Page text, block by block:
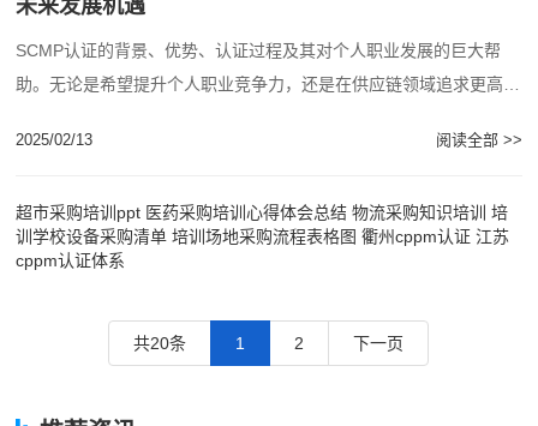
未来发展机遇
SCMP认证的背景、优势、认证过程及其对个人职业发展的巨大帮
助。无论是希望提升个人职业竞争力，还是在供应链领域追求更高职
2025/02/13 阅读全部 >>
超市采购培训ppt 医药采购培训心得体会总结 物流采购知识培训 培
训学校设备采购清单 培训场地采购流程表格图 衢州cppm认证 江苏
cppm认证体系
共20条 1 2 下一页